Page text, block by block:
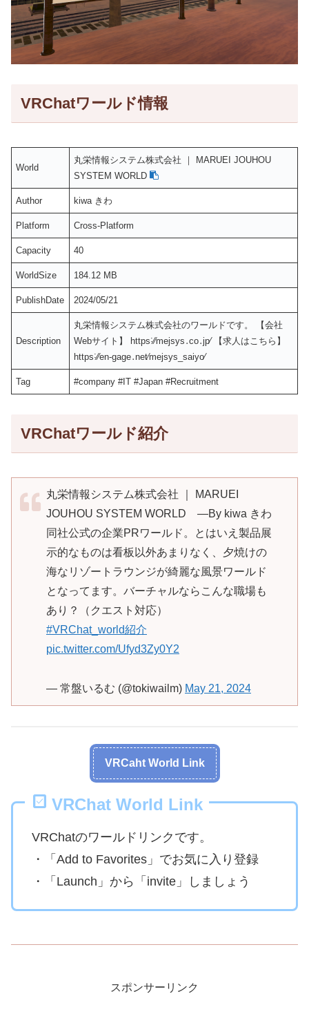
VRChatワールド情報
World
丸栄情報システム株式会社 ｜ MARUEI JOUHOU
SYSTEM WORLD
Author kiwa きわ
Platform Cross-Platform
Capacity 40
WorldSize 184.12 MB
PublishDate 2024/05/21
Description
丸栄情報システム株式会社のワールドです。 【会社
Webサイト】 https˸⁄⁄mejsys․co․jp⁄ 【求人はこちら】
https˸⁄⁄en-gage․net⁄mejsys_saiyo⁄
Tag #company #IT #Japan #Recruitment
VRChatワールド紹介
丸栄情報システム株式会社 ｜ MARUEI
JOUHOU SYSTEM WORLD ―By kiwa きわ
同社公式の企業PRワールド。とはいえ製品展
示的なものは看板以外あまりなく、夕焼けの
海なリゾートラウンジが綺麗な風景ワールド
となってます。バーチャルならこんな職場も
あり？（クエスト対応）
#VRChat_world紹介
pic.twitter.com/Ufyd3Zy0Y2
— 常盤いるむ (@tokiwailm) May 21, 2024
VRCaht World Link
VRChat World Link
VRChatのワールドリンクです。
・「Add to Favorites」でお気に入り登録
・「Launch」から「invite」しましょう
スポンサーリンク